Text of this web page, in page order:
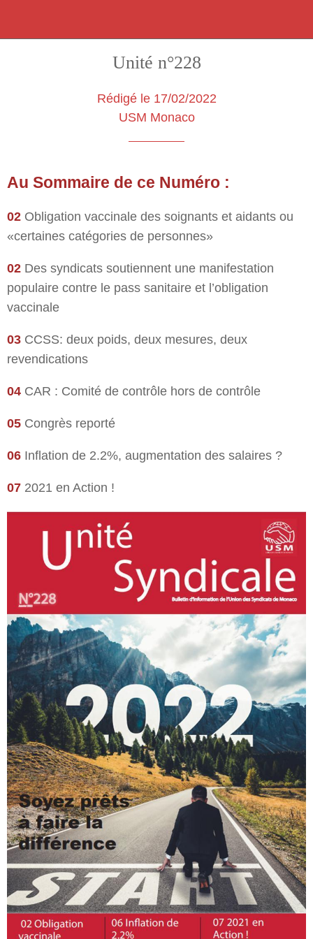
Unité n°228
Rédigé le 17/02/2022
USM Monaco
Au Sommaire de ce Numéro :
02 Obligation vaccinale des soignants et aidants ou
«certaines catégories de personnes»
02 Des syndicats soutiennent une manifestation
populaire contre le pass sanitaire et l’obligation
vaccinale
03 CCSS: deux poids, deux mesures, deux
revendications
04 CAR : Comité de contrôle hors de contrôle
05 Congrès reporté
06 Inflation de 2.2%, augmentation des salaires ?
07 2021 en Action !